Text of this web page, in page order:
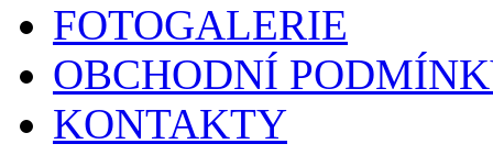
FOTOGALERIE
OBCHODNÍ
KONTAKTY